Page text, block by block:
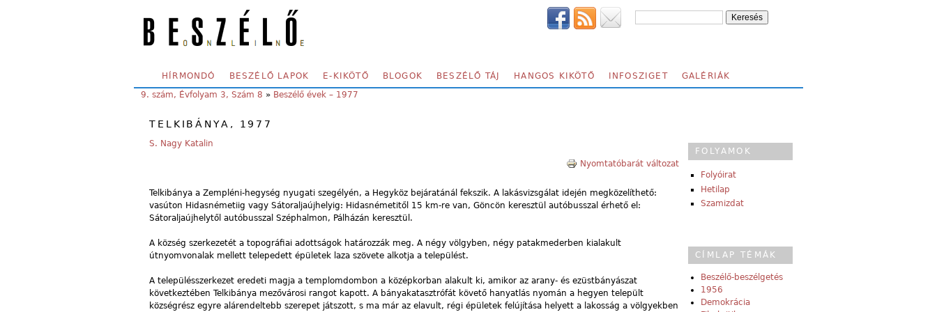
SECONDARY MENU
HÍRMONDÓ BESZÉLŐ LAPOK E-KIKÖTŐ BLOGOK BESZÉLŐ TÁJ HANGOS KIKÖTŐ INFOSZIGET GALÉRIÁK
YOU ARE HERE:
9. szám, Évfolyam 3, Szám 8 » Beszélő évek – 1977
TELKIBÁNYA, 1977
S. Nagy Katalin
Nyomtatóbarát változat
Telkibánya a Zempléni-hegység nyugati szegélyén, a Hegyköz bejáratánál fekszik. A lakásvizsgálat idején megközelíthető:
vasúton Hidasnémetiig vagy Sátoraljaújhelyig: Hidasnémetitől 15 km-re van, Göncön keresztül autóbusszal érhető el:
Sátoraljaújhelytől autóbusszal Széphalmon, Pálházán keresztül.
A község szerkezetét a topográfiai adottságok határozzák meg. A négy völgyben, négy patakmederben kialakult
útnyomvonalak mellett telepedett épületek laza szövete alkotja a települést.
A településszerkezet eredeti magja a templomdombon a középkorban alakult ki, amikor az arany- és ezüstbányászat
következtében Telkibánya mezővárosi rangot kapott. A bányakatasztrófát követő hanyatlás nyomán a hegyen települt
községrész egyre alárendeltebb szerepet játszott, s ma már az elavult, régi épületek felújítása helyett a lakosság a völgyekben
FOLYAMOK
Folyóirat
Hetilap
Szamizdat
CÍMLAP TÉMÁK
Beszélő-beszélgetés
1956
Demokrácia